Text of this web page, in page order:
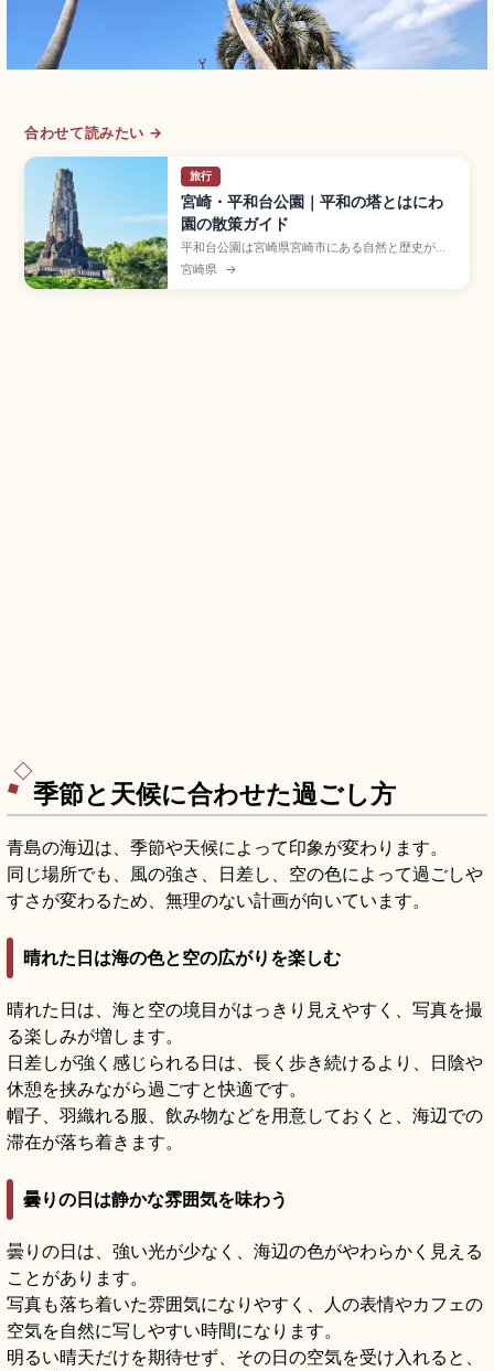
合わせて読みたい →
旅行
宮崎・平和台公園｜平和の塔とはにわ
園の散策ガイド
平和台公園は宮崎県宮崎市にある自然と歴史が感
じられる公園で、1940年建立の高さ約37mの
「平和の塔」がシンボルのスポット。塔の前で手
宮崎県 →
季節と天候に合わせた過ごし方
青島の海辺は、季節や天候によって印象が変わります。
同じ場所でも、風の強さ、日差し、空の色によって過ごしや
すさが変わるため、無理のない計画が向いています。
晴れた日は海の色と空の広がりを楽しむ
晴れた日は、海と空の境目がはっきり見えやすく、写真を撮
る楽しみが増します。
日差しが強く感じられる日は、長く歩き続けるより、日陰や
休憩を挟みながら過ごすと快適です。
帽子、羽織れる服、飲み物などを用意しておくと、海辺での
滞在が落ち着きます。
曇りの日は静かな雰囲気を味わう
曇りの日は、強い光が少なく、海辺の色がやわらかく見える
ことがあります。
写真も落ち着いた雰囲気になりやすく、人の表情やカフェの
空気を自然に写しやすい時間になります。
明るい晴天だけを期待せず、その日の空気を受け入れると、